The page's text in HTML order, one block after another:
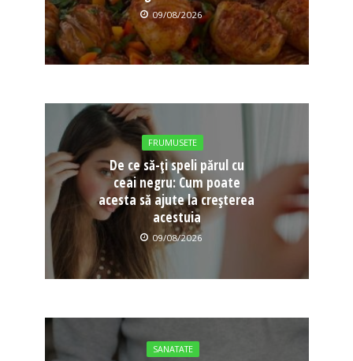
09/08/2026
FRUMUSETE
De ce să-ți speli părul cu
ceai negru: Cum poate
acesta să ajute la creșterea
acestuia
09/08/2026
SANATATE